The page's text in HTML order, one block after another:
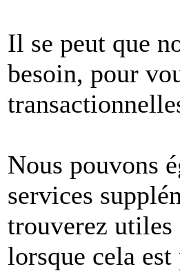
Il se peut que
besoin, pour
Nous pouvons
services
trouverez utiles
lorsque cela